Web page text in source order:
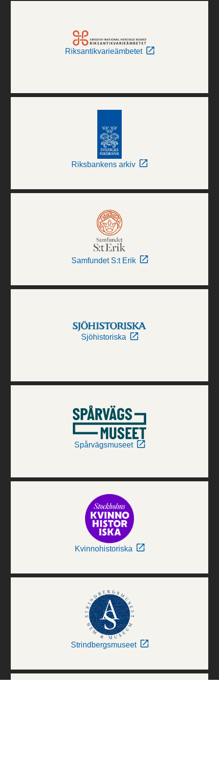
Riksantikvarieämbetet
Riksbankens arkiv
Samfundet S:t Erik
Sjöhistoriska
Spårvägsmuseet
Kvinnohistoriska
Strindbergsmuseet